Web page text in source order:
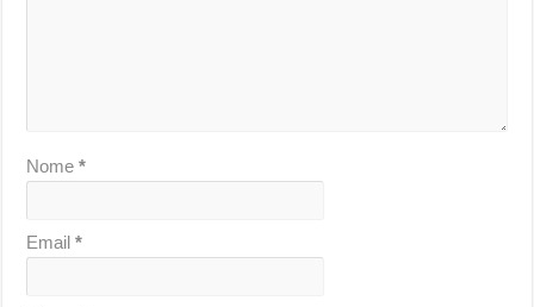
Nome*
Email*